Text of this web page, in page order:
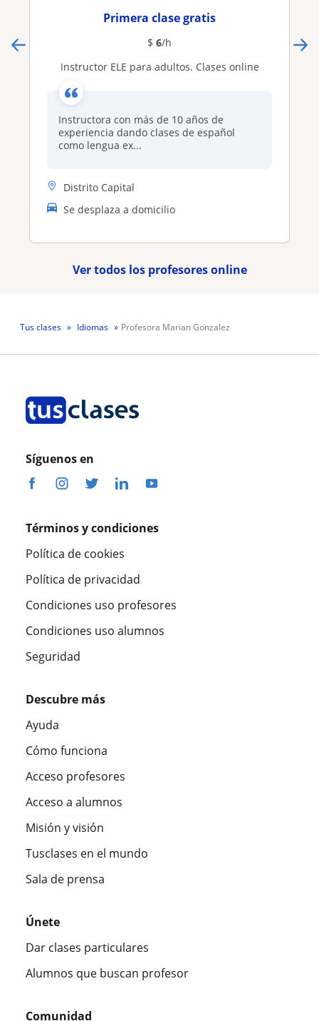
Primera clase gratis
$ 6/h
Instructor ELE para adultos. Clases online
Instructora con más de 10 años de
experiencia dando clases de español
como lengua ex...
Distrito Capital
Se desplaza a domicilio
Ver todos los profesores online
Tus clases Idiomas Profesora Marian Gonzalez
Síguenos en
Términos y condiciones
Política de cookies
Política de privacidad
Condiciones uso profesores
Condiciones uso alumnos
Seguridad
Descubre más
Ayuda
Cómo funciona
Acceso profesores
Acceso a alumnos
Misión y visión
Tusclases en el mundo
Sala de prensa
Únete
Dar clases particulares
Alumnos que buscan profesor
Comunidad